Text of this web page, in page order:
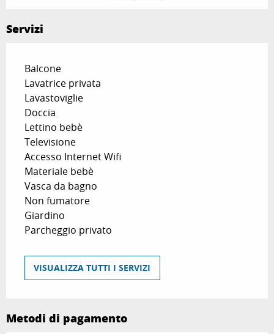
Servizi
Balcone
Lavatrice privata
Lavastoviglie
Doccia
Lettino bebè
Televisione
Accesso Internet Wifi
Materiale bebè
Vasca da bagno
Non fumatore
Giardino
Parcheggio privato
VISUALIZZA TUTTI I SERVIZI
Metodi di pagamento